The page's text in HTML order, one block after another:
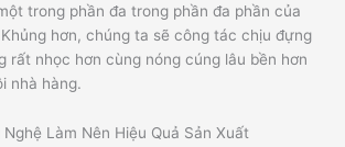
trong phần đa trong phần đa phần của
hơn, chúng ta sẽ công tác chịu đựng
rất nhọc hơn cùng nóng cúng lâu bền hơn
nhà hàng.
Làm Nên Hiệu Quả Sản Xuất